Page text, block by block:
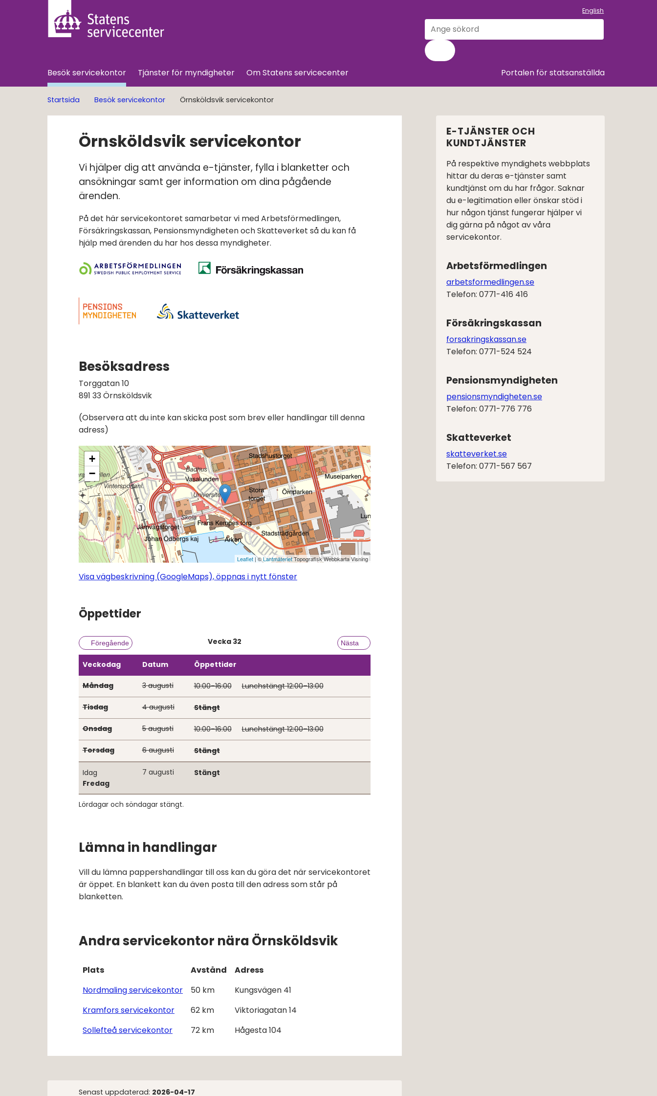
Till innehållet
English
Sök
Besök servicekontor
Tjänster för myndigheter Om Statens servicecenter Portalen för statsanställda
Startsida Besök servicekontor Örnsköldsvik servicekontor
Örnsköldsvik servicekontor
Vi hjälper dig att använda e-tjänster, fylla i blanketter och
ansökningar samt ger information om dina pågående
ärenden.
På det här servicekontoret samarbetar vi med Arbetsförmedlingen,
Försäkringskassan, Pensionsmyndigheten och Skatteverket så du kan få
hjälp med ärenden du har hos dessa myndigheter.
Besöksadress
Torggatan 10
891 33 Örnsköldsvik
(Observera att du inte kan skicka post som brev eller handlingar till denna
adress)
+
−
Leaflet | ©LantmäterietTopografisk Webbkarta Visning
Visa vägbeskrivning (GoogleMaps), öppnas i nytt fönster
Öppettider
Föregående vecka
Föregående Vecka 32 Nästa vecka
Nästa
Veckodag Datum Öppettider
Måndag 3augusti 10:00–16:00 Lunchstängt 12:00–13:00
Tisdag 4augusti Stängt
Onsdag 5augusti 10:00–16:00 Lunchstängt 12:00–13:00
Torsdag 6augusti Stängt
Idag
Fredag
7 augusti Stängt
Lördagar och söndagar stängt.
Lämna in handlingar
Vill du lämna pappershandlingar till oss kan du göra det när servicekontoret
är öppet. En blankett kan du även posta till den adress som står på
blanketten.
Andra servicekontor nära Örnsköldsvik
Plats Avstånd
Adress
Nordmaling servicekontor
50 km
Kungsvägen 41
Kramfors servicekontor
62 km
Viktoriagatan 14
Sollefteå servicekontor
72 km Hågesta 104
E-TJÄNSTER OCH
KUNDTJÄNSTER
På respektive myndighets webbplats
hittar du deras e-tjänster samt
kundtjänst om du har frågor. Saknar
du e-legitimation eller önskar stöd i
hur någon tjänst fungerar hjälper vi
dig gärna på något av våra
servicekontor.
Arbetsförmedlingen
arbetsformedlingen.se
Telefon: 0771-416 416
Försäkringskassan
forsakringskassan.se
Telefon: 0771-524 524
Pensionsmyndigheten
pensionsmyndigheten.se
Telefon: 0771-776 776
Skatteverket
skatteverket.se
Telefon: 0771-567 567
Senast uppdaterad: 2026-04-17